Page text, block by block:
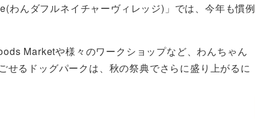
んダフルネイチャーヴィレッジ)」では、今年も慣例
Marketや様々のワークショップなど、わんちゃん
るドッグパークは、秋の祭典でさらに盛り上がるに